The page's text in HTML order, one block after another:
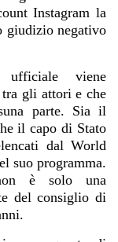
Instagram la
giudizio negativo
ufficiale viene
tra gli attori e che
parte. Sia il
il capo di Stato
dal World
suo programma.
è solo una
del consiglio di